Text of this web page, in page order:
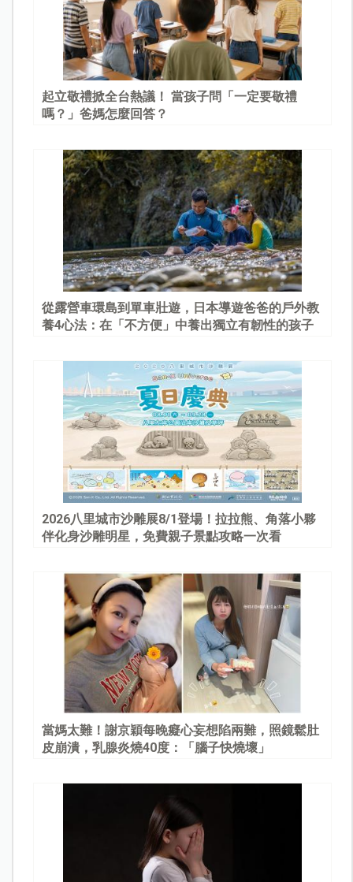
起立敬禮掀全台熱議！ 當孩子問「一定要敬禮
嗎？」爸媽怎麼回答？
從露營車環島到單車壯遊，日本導遊爸爸的戶外教
養4心法：在「不方便」中養出獨立有韌性的孩子
2026八里城市沙雕展8/1登場！拉拉熊、角落小夥
伴化身沙雕明星，免費親子景點攻略一次看
當媽太難！謝京穎每晚癡心妄想陷兩難，照鏡鬆肚
皮崩潰，乳腺炎燒40度：「腦子快燒壞」